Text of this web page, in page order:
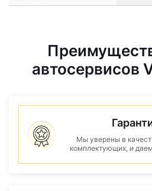
автосервисов
Мы уверены в
комплектующих, и